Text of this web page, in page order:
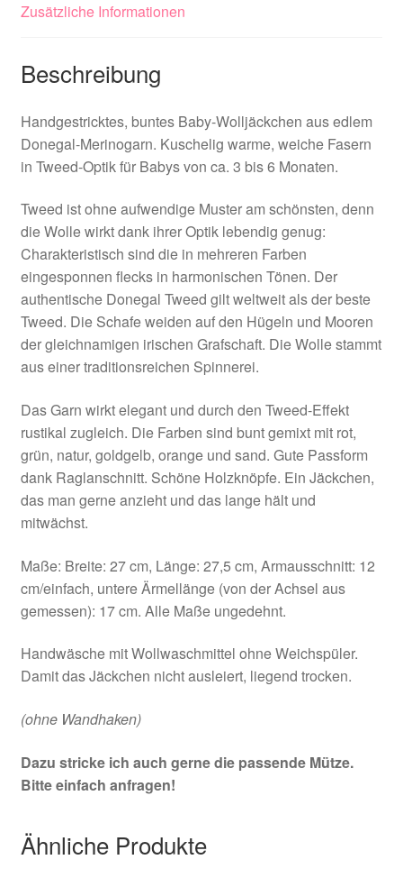
Zusätzliche Informationen
Beschreibung
Handgestricktes, buntes Baby-Wolljäckchen aus edlem
Donegal-Merinogarn. Kuschelig warme, weiche Fasern
in Tweed-Optik für Babys von ca. 3 bis 6 Monaten.
Tweed ist ohne aufwendige Muster am schönsten, denn
die Wolle wirkt dank ihrer Optik lebendig genug:
Charakteristisch sind die in mehreren Farben
eingesponnen flecks in harmonischen Tönen. Der
authentische Donegal Tweed gilt weltweit als der beste
Tweed. Die Schafe weiden auf den Hügeln und Mooren
der gleichnamigen irischen Grafschaft. Die Wolle stammt
aus einer traditionsreichen Spinnerei.
Das Garn wirkt elegant und durch den Tweed-Effekt
rustikal zugleich. Die Farben sind bunt gemixt mit rot,
grün, natur, goldgelb, orange und sand. Gute Passform
dank Raglanschnitt. Schöne Holzknöpfe. Ein Jäckchen,
das man gerne anzieht und das lange hält und
mitwächst.
Maße: Breite: 27 cm, Länge: 27,5 cm, Armausschnitt: 12
cm/einfach, untere Ärmellänge (von der Achsel aus
gemessen): 17 cm. Alle Maße ungedehnt.
Handwäsche mit Wollwaschmittel ohne Weichspüler.
Damit das Jäckchen nicht ausleiert, liegend trocken.
(ohne Wandhaken)
Dazu stricke ich auch gerne die passende Mütze.
Bitte einfach anfragen!
Ähnliche Produkte